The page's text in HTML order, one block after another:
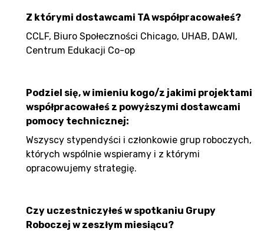
Z którymi dostawcami TA współpracowałeś?
CCLF, Biuro Społeczności Chicago, UHAB, DAWI,
Centrum Edukacji Co-op
Podziel się, w imieniu kogo/z jakimi projektami
współpracowałeś z powyższymi dostawcami
pomocy technicznej:
Wszyscy stypendyści i członkowie grup roboczych,
których wspólnie wspieramy i z którymi
opracowujemy strategię.
Czy uczestniczyłeś w spotkaniu Grupy
Roboczej w zeszłym miesiącu?